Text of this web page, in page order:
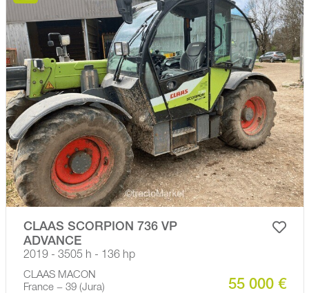
CLAAS SCORPION 736 VP
ADVANCE
2019 - 3505 h - 136 hp
CLAAS MACON
France − 39 (Jura)
55 000 €